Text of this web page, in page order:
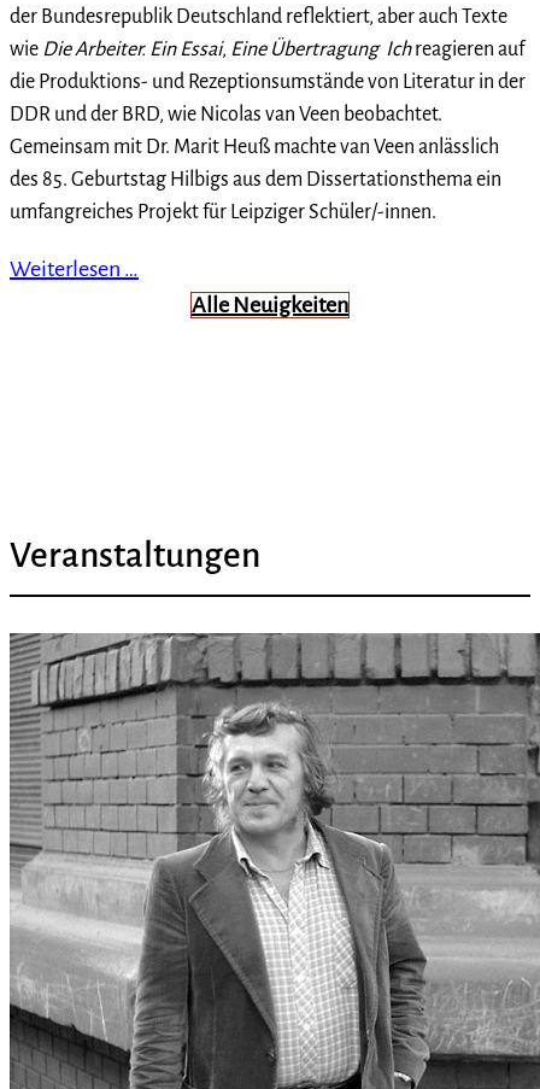
der Bundesrepublik Deutschland reflektiert, aber auch Texte
wie Die Arbeiter. Ein Essai, Eine Übertragung Ichreagieren auf
die Produktions- und Rezeptionsumstände von Literatur in der
DDR und der BRD, wie Nicolas van Veen beobachtet.
Gemeinsam mit Dr. Marit Heuß machte van Veen anlässlich
des 85. Geburtstag Hilbigs aus dem Dissertationsthema ein
umfangreiches Projekt für Leipziger Schüler/-innen.
Weiterlesen …
Alle Neuigkeiten
Veranstaltungen